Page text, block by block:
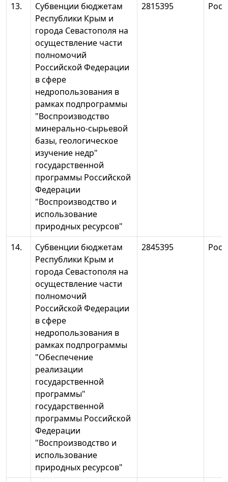
13.
Субвенции бюджетам
Республики Крым и
города Севастополя на
осуществление части
полномочий
Российской Федерации
в сфере
недропользования в
рамках подпрограммы
"Воспроизводство
минерально-сырьевой
базы, геологическое
изучение недр"
государственной
программы Российской
Федерации
"Воспроизводство и
использование
природных ресурсов"
2815395
14.
Субвенции бюджетам
Республики Крым и
города Севастополя на
осуществление части
полномочий
Российской Федерации
в сфере
недропользования в
рамках подпрограммы
"Обеспечение
реализации
государственной
программы"
государственной
программы Российской
Федерации
"Воспроизводство и
использование
природных ресурсов"
2845395